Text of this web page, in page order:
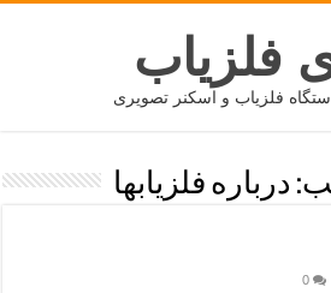
فلزیاب
فلزیاب و اسکنر تصویری
درباره فلزیابها
0